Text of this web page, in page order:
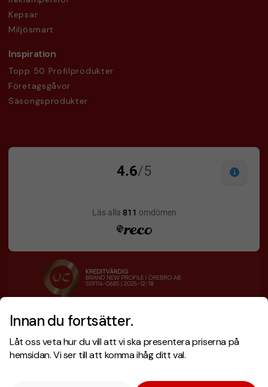
Innan du fortsätter.
Låt oss veta hur du vill att vi ska presentera priserna på
hemsidan. Vi ser till att komma ihåg ditt val.
Kepsar
Miljösmart
Inspiration
Topp 50 Profilprodukter
Företagsgåvor
Säsongsprodukter
Designskiss inom 1 h
Fri offert
Snabb leverans